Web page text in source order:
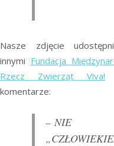
Nasze zdjęcie
innymi Fundacja
Rzecz Zwierząt Viva!
komentarze:
– NIE